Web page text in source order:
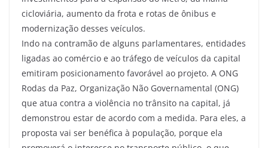
cicloviária, aumento da frota e rotas de ônibus e
modernização desses veículos.
Indo na contramão de alguns parlamentares, entidades
ligadas ao comércio e ao tráfego de veículos da capital
emitiram posicionamento favorável ao projeto. A ONG
Rodas da Paz, Organização Não Governamental (ONG)
que atua contra a violência no trânsito na capital, já
demonstrou estar de acordo com a medida. Para eles, a
proposta vai ser benéfica à população, porque ela